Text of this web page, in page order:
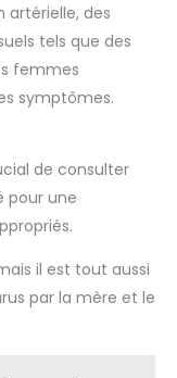
artérielle, des
tels que des
femmes
symptômes.
de consulter
pour une
il est tout aussi
par la mère et le